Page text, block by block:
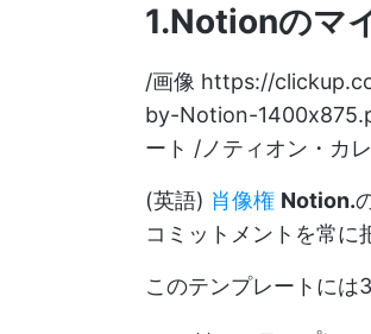
1.Notionのマ
/画像 https://
by-Notion-
ート /ノティオン・カ
(英語) 肖像権 Notion.
コミットメントを常に
このテンプレートには